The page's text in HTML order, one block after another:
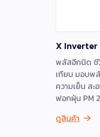
X Inverter
พลัสอีกนิด ชี
เทียบ มอบพ
ความเย็น ส
ฟอกฝุ่น PM
ดูสินค้า